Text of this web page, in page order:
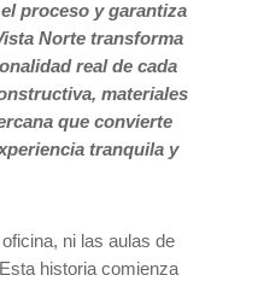
proceso y garantiza
Norte transforma
real de cada
materiales
que convierte
tranquila y
ni las aulas de
historia comienza